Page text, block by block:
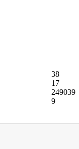
38
17
249039
9